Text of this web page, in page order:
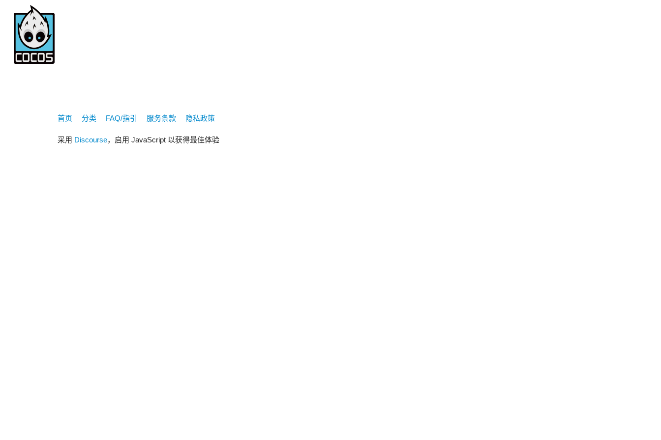
首页 分类 FAQ/指引 服务条款 隐私政策
采用 Discourse，启用 JavaScript 以获得最佳体验